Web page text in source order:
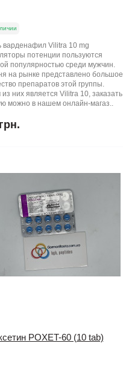
варденафил Vilitra 10 mg
потенции пользуются
популярностью среди мужчин.
на рынке представлено большое
препаратов этой группы.
них является Vilitra 10, заказать
можно в нашем онлайн-магаз..
POXET-60 (10 tab)